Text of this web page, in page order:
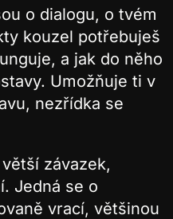
o dialogu, o tvém
kouzel potřebuješ
a jak do něho
Umožňuje ti v
nezřídka se
závazek,
Jedná se o
vrací, většinou